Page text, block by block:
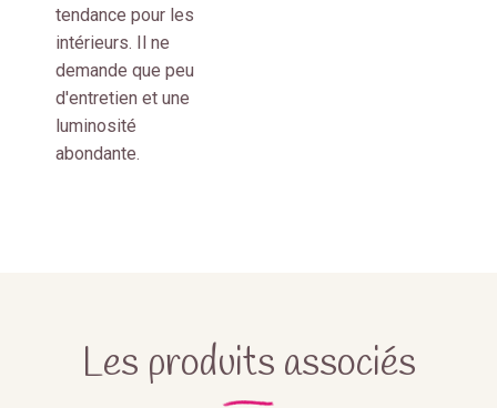
tendance pour les
intérieurs. Il ne
demande que peu
d'entretien et une
luminosité
abondante.
Les produits associés